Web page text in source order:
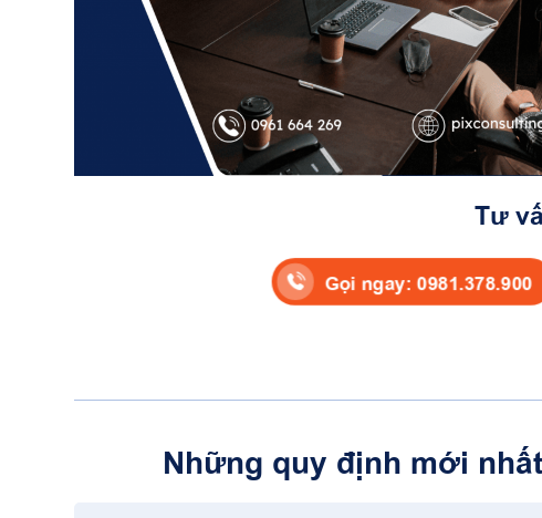
Tư
Gọi ngay: 0981.378.900
Những quy định mới